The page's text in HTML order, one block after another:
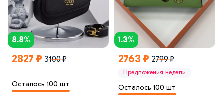
8.8%
2827 ₽ 3100 ₽
Осталось 100 шт
1.3%
2763 ₽ 2799 ₽
Предложения недели
Осталось 100 шт